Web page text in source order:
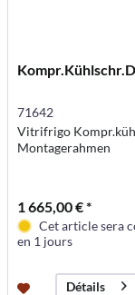
71642
Vitrifrigo
Montagerahmen
1 665,00 € *
Cet article sera
en 1 jours
Détails